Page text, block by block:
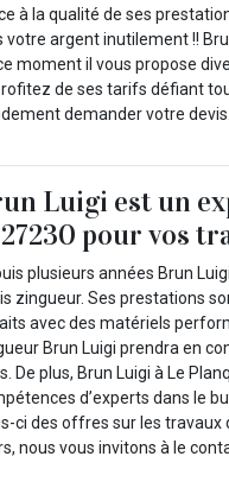
à la qualité de ses
votre argent inutilement !!
moment il vous propose
de ses tarifs défiant
demander votre devis.
Luigi est un
pour vos
plusieurs années Brun
zingueur. Ses prestations
avec des matériels
Brun Luigi prendra en
De plus, Brun Luigi à Le
d’experts dans le
ci des offres sur les travaux
nous vous invitons à le